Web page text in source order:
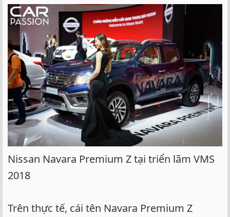
Nissan Navara Premium Z tại triển lãm VMS
2018
Trên thực tế, cái tên Navara Premium Z